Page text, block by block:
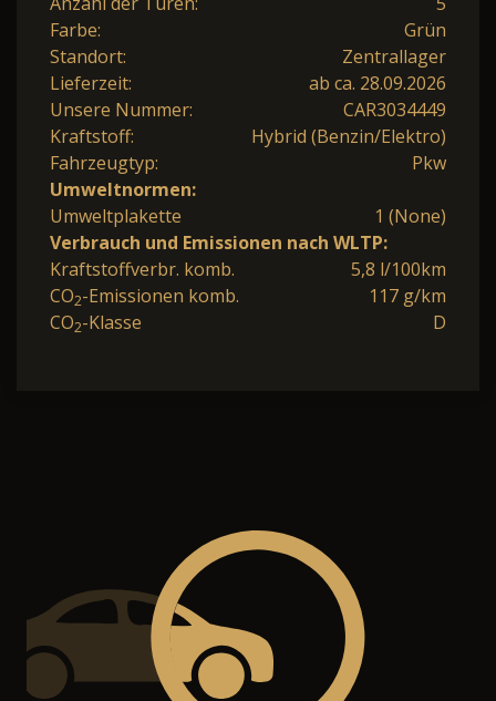
Farbe:
Grün
Standort:
Zentrallager
Lieferzeit:
ab ca. 28.09.2026
Unsere Nummer:
CAR3034449
Kraftstoff:
Hybrid (Benzin/Elektro)
Fahrzeugtyp:
Pkw
Umweltnormen:
Umweltplakette
1 (None)
Verbrauch und Emissionen nach WLTP:
Kraftstoffverbr. komb.
5,8 l/100km
CO2-Emissionen komb.
117 g/km
CO2-Klasse D